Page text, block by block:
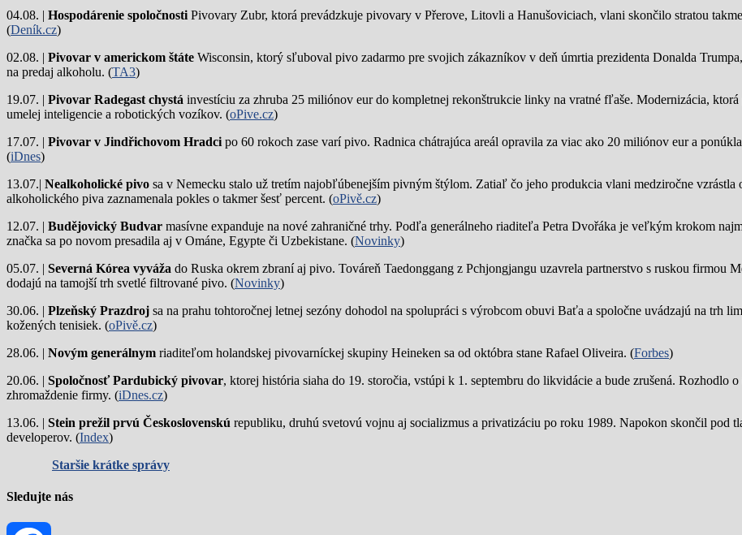
04.08. | Hospodárenie spoločnosti Pivovary Zubr, ktorá prevádzkuje pivovary v Přerove, Litovli a Hanušoviciach, vlani skončilo stratou
(Deník.cz)
02.08. | Pivovar v americkom štáte Wisconsin, ktorý sľuboval pivo zadarmo pre svojich zákazníkov v deň úmrtia prezidenta Donalda
na predaj alkoholu. (TA3)
19.07. | Pivovar Radegast chystá investíciu za zhruba 25 miliónov eur do kompletnej rekonštrukcie linky na vratné fľaše. Modernizácia, ktorá
umelej inteligencie a robotických vozíkov. (oPive.cz)
17.07. | Pivovar v Jindřichovom Hradci po 60 rokoch zase varí pivo. Radnica chátrajúca areál opravila za viac ako 20 miliónov eur a
(iDnes)
13.07.| Nealkoholické pivo sa v Nemecku stalo už tretím najobľúbenejším pivným štýlom. Zatiaľ čo jeho produkcia vlani medziročne vzrástla
alkoholického piva zaznamenala pokles o takmer šesť percent. (oPivě.cz)
12.07. | Budějovický Budvar masívne expanduje na nové zahraničné trhy. Podľa generálneho riaditeľa Petra Dvořáka je veľkým krokom
značka sa po novom presadila aj v Ománe, Egypte či Uzbekistane. (Novinky)
05.07. | Severná Kórea vyváža do Ruska okrem zbraní aj pivo. Továreň Taedonggang z Pchjongjangu uzavrela partnerstvo s ruskou firmou
dodajú na tamojší trh svetlé filtrované pivo. (Novinky)
30.06. | Plzeňský Prazdroj sa na prahu tohtoročnej letnej sezóny dohodol na spolupráci s výrobcom obuvi Baťa a spoločne uvádzajú na trh
kožených tenisiek. (oPivě.cz)
28.06. | Novým generálnym riaditeľom holandskej pivovarníckej skupiny Heineken sa od októbra stane Rafael Oliveira. (Forbes)
20.06. | Spoločnosť Pardubický pivovar, ktorej história siaha do 19. storočia, vstúpi k 1. septembru do likvidácie a bude zrušená. Rozhodlo o
zhromaždenie firmy. (iDnes.cz)
13.06. | Stein prežil prvú Československú republiku, druhú svetovú vojnu aj socializmus a privatizáciu po roku 1989. Napokon skončil pod
developerov. (Index)
Staršie krátke správy
Sledujte nás